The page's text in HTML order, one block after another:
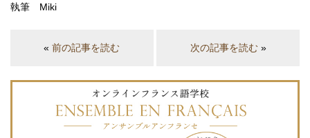
執筆 Miki
«前の記事を読む 次の記事を読む»